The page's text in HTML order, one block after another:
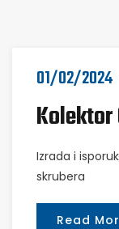
01/02/2024
Kolektor
Izrada i
skrubera
Read